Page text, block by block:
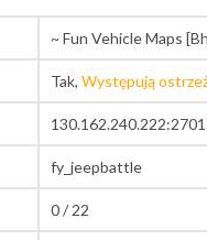
~ Fun Vehicle Maps
Tak, Występują
fy_jeepbattle
0 / 22